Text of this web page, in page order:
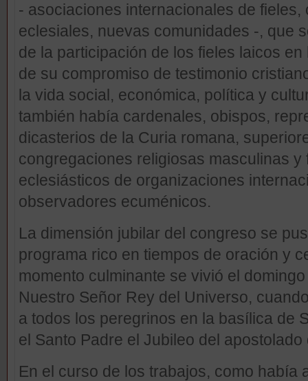
- asociaciones internacionales de
eclesiales, nuevas comunidades -, que
de la participación de los fieles laicos
de su compromiso de testimonio
la vida social, económica, política y
también había cardenales, obispos,
dicasterios de la Curia romana,
congregaciones religiosas masculinas y
eclesiásticos de organizaciones
observadores ecuménicos.
La dimensión jubilar del congreso se
programa rico en tiempos de oración y
momento culminante se vivió el
Nuestro Señor Rey del Universo,
a todos los peregrinos en la basílica de
el Santo Padre el Jubileo del
En el curso de los trabajos, como había